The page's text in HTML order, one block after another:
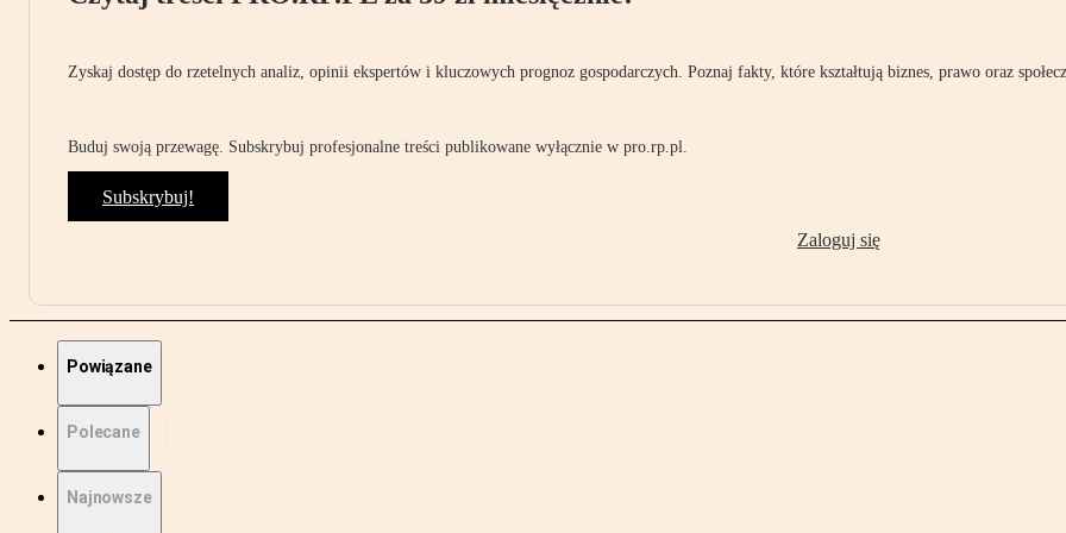
Zyskaj dostęp do rzetelnych analiz, opinii ekspertów i kluczowych prognoz gospodarczych. Poznaj fakty, które kształtują biznes, prawo oraz
Buduj swoją przewagę. Subskrybuj profesjonalne treści publikowane wyłącznie w pro.rp.pl.
Subskrybuj!
Zaloguj się
Powiązane
Polecane
Najnowsze